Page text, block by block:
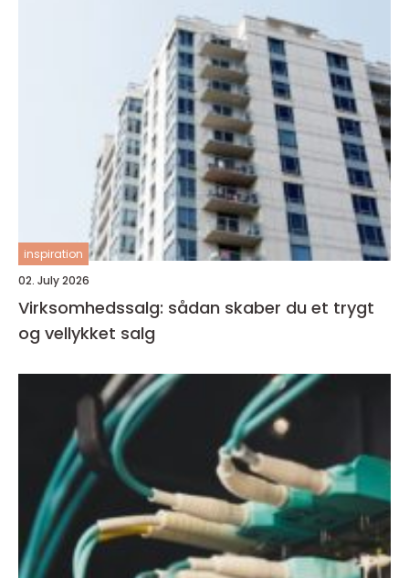
inspiration
02. July 2026
Virksomhedssalg: sådan skaber du et trygt
og vellykket salg